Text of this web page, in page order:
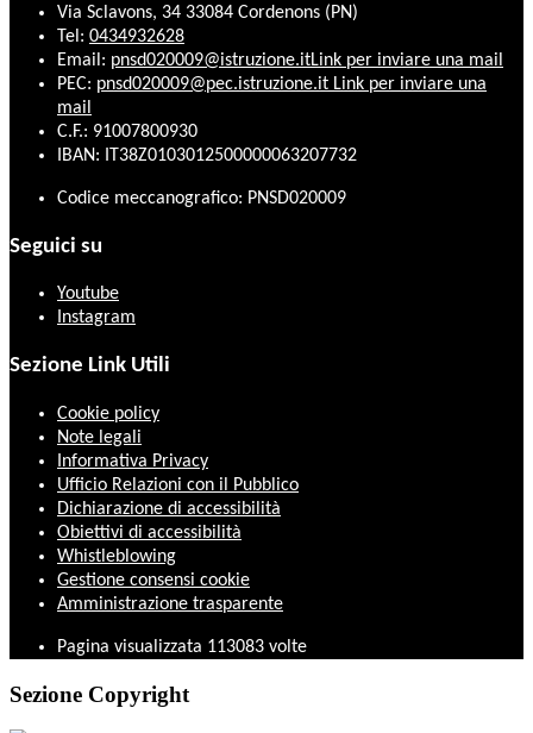
Via Sclavons, 34 33084 Cordenons (PN)
Tel: 0434932628
Email: pnsd020009@istruzione.itLink per inviare una mail
PEC: pnsd020009@pec.istruzione.it Link per inviare una
mail
C.F.: 91007800930
IBAN: IT38Z0103012500000063207732
Codice meccanografico: PNSD020009
Seguici su
Youtube
Instagram
Sezione Link Utili
Cookie policy
Note legali
Informativa Privacy
Ufficio Relazioni con il Pubblico
Dichiarazione di accessibilità
Obiettivi di accessibilità
Whistleblowing
Gestione consensi cookie
Amministrazione trasparente
Pagina visualizzata 113083 volte
Sezione Copyright